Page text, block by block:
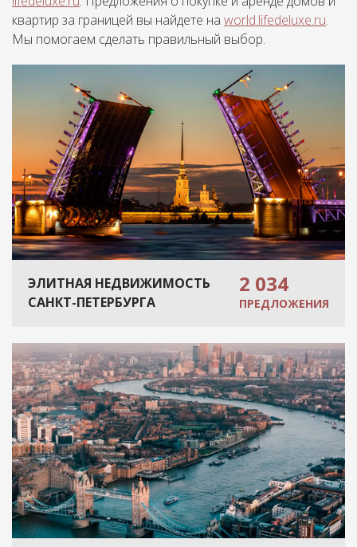
квартир за границей вы найдете на world.lifedeluxe.ru.
Мы помогаем сделать правильный выбор.
ЭЛИТНАЯ НЕДВИЖИМОСТЬ
САНКТ-ПЕТЕРБУРГА
2 034
ПРЕДЛОЖЕНИЯ